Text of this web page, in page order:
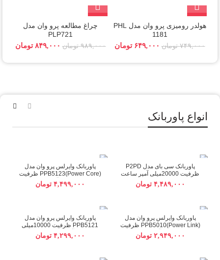
-13%
هولدر رومیزی پرو وان مدل PHL
1181
۷۴۹,۰۰۰ تومان ۶۴۹,۰۰۰ تومان
-14%
چراغ مطالعه پرو وان مدل
PLP721
۹۸۹,۰۰۰ تومان ۸۴۹,۰۰۰ تومان
انواع پاوربانک
پاوربانک سی بای مدل P2PD
ظرفیت 20000میلی آمپر ساعت
تومان
پاوربانک وایرلس پرو وان مدل
PPB5123(Power Core) ظرفیت
تومان
پاوربانک وایرلس پرو وان مدل
PPB5010(Power Link) ظرفیت
تومان
پاوربانک وایرلس پرو وان مدل
PPB5121 ظرفیت 10000میلی
آمپر ساعتتومان